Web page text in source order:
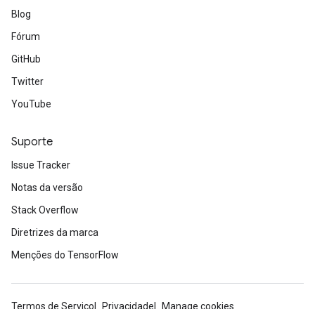
Blog
Fórum
GitHub
Twitter
YouTube
Suporte
Issue Tracker
Notas da versão
Stack Overflow
Diretrizes da marca
Menções do TensorFlow
Termos de Serviço Privacidade Manage cookies